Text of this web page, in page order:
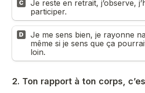
C
Je reste en retrait, j’observe,
participer.
D
Je me sens bien, je rayonne
même si je sens que ça
loin.
2. Ton rapport à ton corps,